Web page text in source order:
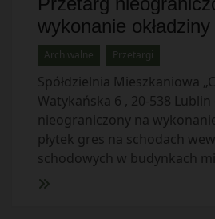
wykonanie okładziny
Archiwalne Przetargi
Spółdzielnia Mieszkaniowa
Watykańska 6 , 20-538
nieograniczony na
płytek gres na schodach
schodowych w budynkach